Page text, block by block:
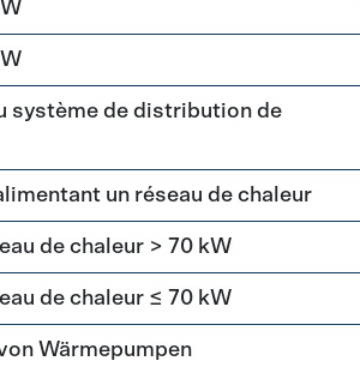
système de distribution de
un réseau de chaleur
de chaleur > 70 kW
de chaleur ≤ 70 kW
Wärmepumpen